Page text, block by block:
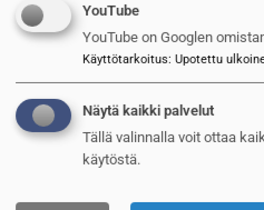
Kuva
YouTube
YouTube on Googlen
Käyttötarkoitus: Upotettu
Näytä kaikki palvelut
Tällä valinnalla voit ottaa
käytöstä.